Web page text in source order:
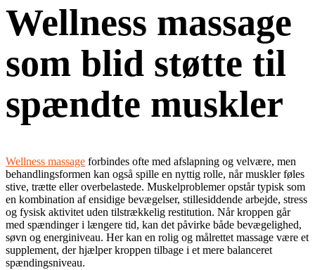
Wellness massage
som blid støtte til
spændte muskler
Wellness massage forbindes ofte med afslapning og velvære, men
behandlingsformen kan også spille en nyttig rolle, når muskler føles
stive, trætte eller overbelastede. Muskelproblemer opstår typisk som
en kombination af ensidige bevægelser, stillesiddende arbejde, stress
og fysisk aktivitet uden tilstrækkelig restitution. Når kroppen går
med spændinger i længere tid, kan det påvirke både bevægelighed,
søvn og energiniveau. Her kan en rolig og målrettet massage være et
supplement, der hjælper kroppen tilbage i et mere balanceret
spændingsniveau.